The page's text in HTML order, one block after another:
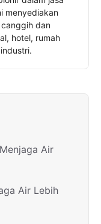
menyediakan
dan
hotel, rumah
Air
Air Lebih